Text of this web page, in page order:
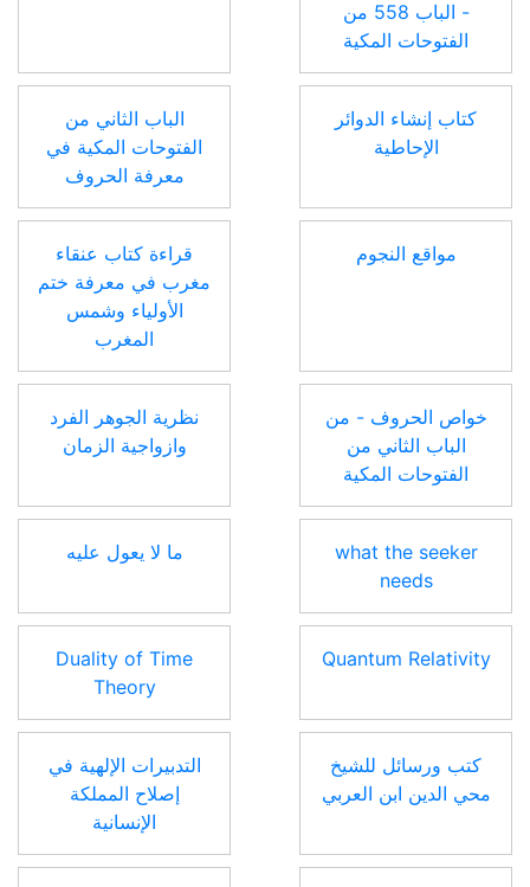
- الباب 558 من
الفتوحات المكية
كتاب إنشاء الدوائر
الإحاطية
الباب الثاني من
الفتوحات المكية في
معرفة الحروف
مواقع النجوم
قراءة كتاب عنقاء
مغرب في معرفة ختم
الأولياء وشمس
المغرب
خواص الحروف - من
الباب الثاني من
الفتوحات المكية
نظرية الجوهر الفرد
وازواجية الزمان
what the seeker
needs
ما لا يعول عليه
Quantum Relativity
Duality of Time
Theory
كتب ورسائل للشيخ
محي الدين ابن العربي
التدبيرات الإلهية في
إصلاح المملكة
الإنسانية